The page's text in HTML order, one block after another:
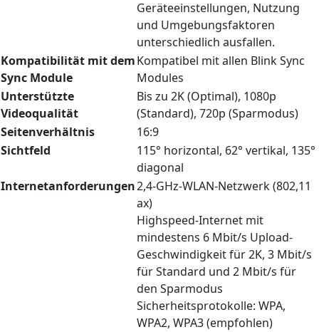
Geräteeinstellungen, Nutzung
und Umgebungsfaktoren
unterschiedlich ausfallen.
Kompatibilität mit dem
Sync Module
Kompatibel mit allen Blink Sync
Modules
Unterstützte
Videoqualität
Bis zu 2K (Optimal), 1080p
(Standard), 720p (Sparmodus)
Seitenverhältnis
16:9
Sichtfeld
115° horizontal, 62° vertikal, 135°
diagonal
Internetanforderungen2,4-GHz-WLAN-Netzwerk (802,11
ax)
Highspeed-Internet mit
mindestens 6 Mbit/s Upload-
Geschwindigkeit für 2K, 3 Mbit/s
für Standard und 2 Mbit/s für
den Sparmodus
Sicherheitsprotokolle: WPA,
WPA2, WPA3 (empfohlen)